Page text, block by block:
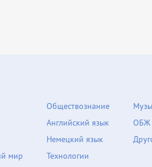
мир
Обществознание
Английский язык
Немецкий язык
Технологии
ОБЖ